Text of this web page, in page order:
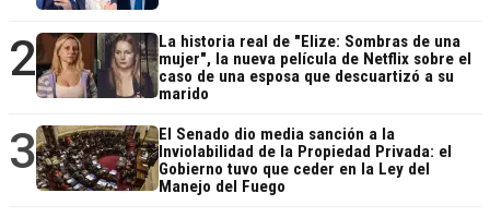
2
La historia real de "Elize: Sombras de una
mujer", la nueva película de Netflix sobre el
caso de una esposa que descuartizó a su
marido
3
El Senado dio media sanción a la
Inviolabilidad de la Propiedad Privada: el
Gobierno tuvo que ceder en la Ley del
Manejo del Fuego